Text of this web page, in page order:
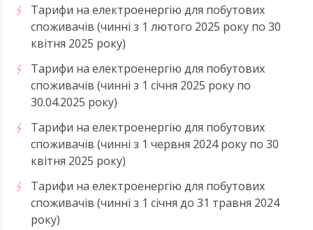
Тарифи на електроенергію для побутових
споживачів (чинні з 1 лютого 2025 року по 30
квітня 2025 року)
Тарифи на електроенергію для побутових
споживачів (чинні з 1 січня 2025 року по
30.04.2025 року)
Тарифи на електроенергію для побутових
споживачів (чинні з 1 червня 2024 року по 30
квітня 2025 року)
Тарифи на електроенергію для побутових
споживачів (чинні з 1 січня до 31 травня 2024
року)